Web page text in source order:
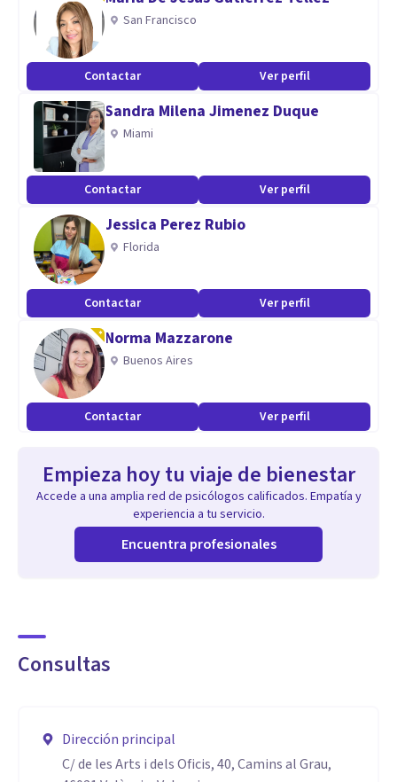
con la parte laboral. Colaboro con la Federación de
Kickboxing, MuayThai y D.A., impartiendo la parte de
psicología del deporte en sus cursos para deportistas y
entrenadores/as.
Tanto mi trayectoria profesional, como mi formación me
han permitido desarrollar cualidades imprescindibles como
la empatía, la flexibilidad o la creatividad.
San Francisco
Contactar Ver perfil
Sandra Milena Jimenez Duque
Miami
Contactar Ver perfil
Jessica Perez Rubio
Florida
Contactar Ver perfil
Norma Mazzarone
Buenos Aires
Contactar Ver perfil
Empieza hoy tu viaje de bienestar
Accede a una amplia red de psicólogos calificados. Empatía y
experiencia a tu servicio.
Encuentra profesionales
Consultas
Dirección principal
C/ de les Arts i dels Oficis, 40, Camins al Grau,